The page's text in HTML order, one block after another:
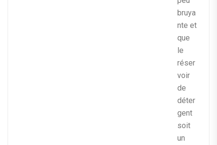
bruya
nte et
que
le
réser
voir
de
déter
gent
soit
un